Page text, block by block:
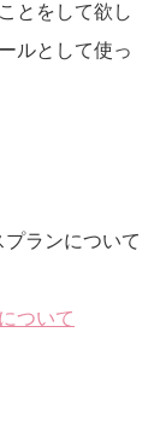
とをして欲し
ルとして使っ
プランについて
ついて